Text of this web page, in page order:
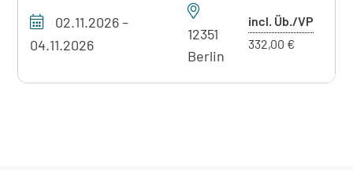
Übersicht
unseres
Seminarangebots
zum
02.11.2026–
04.11.2026
12351
Berlin
incl. Üb./VP
332,00 €